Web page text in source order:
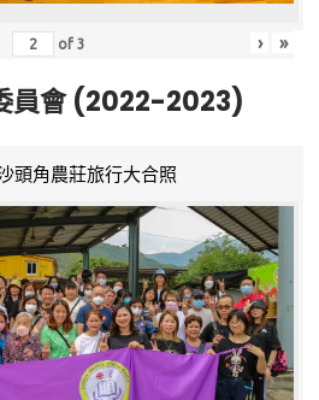
of3 › »
員會 (2022-2023)
頭角農莊旅行大合照